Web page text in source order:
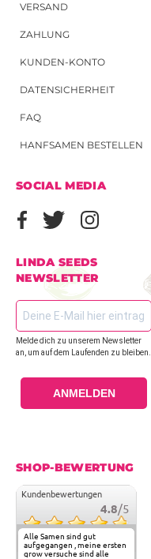
VERSAND
ZAHLUNG
KUNDEN-KONTO
DATENSICHERHEIT
FAQ
HANFSAMEN BESTELLEN
SOCIAL MEDIA
LINDA SEEDS
NEWSLETTER
Melde dich zu unserem Newsletter
an, um auf dem Laufenden zu bleiben.
ANMELDEN
SHOP-BEWERTUNG
Kundenbewertungen
4.8/5
Alle Samen sind gut
aufgegangen , meine ersten
grow versuche sind alle